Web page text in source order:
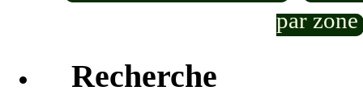
par zone
Recherche